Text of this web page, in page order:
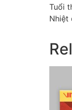
Tuổi